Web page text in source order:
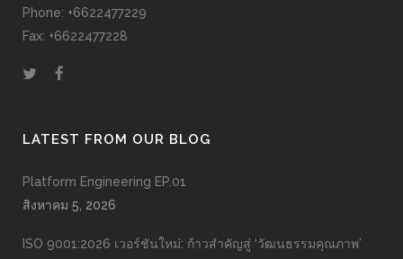
Phone: +6622477229
Fax: +6622477228
LATEST FROM OUR BLOG
Platform Engineering EP.01
สิงหาคม 5, 2026
ISO 9001:2026 เวอร์ชันใหม่: ก้าวสำคัญสู่ ‘วัฒนธรรมคุณภาพ’